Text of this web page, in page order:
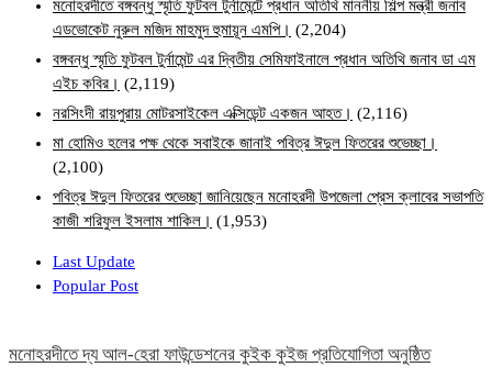
মনোহরদীতে বঙ্গবন্ধু স্মৃতি ফুটবল টুর্নামেন্টে প্রধান অতিথি মাননীয় শিল্প মন্ত্রী জনাব
এডভোকেট নুরুল মজিদ মাহমুদ হুমায়ূন এমপি। (2,204)
বঙ্গবন্ধু স্মৃতি ফুটবল টুর্নামেন্ট এর দ্বিতীয় সেমিফাইনালে প্রধান অতিথি জনাব ডা এম
এইচ কবির। (2,119)
নরসিংদী রায়পুরায় মোটরসাইকেল এক্সিডেন্ট একজন আহত। (2,116)
মা হোমিও হলের পক্ষ থেকে সবাইকে জানাই পবিত্র ঈদুল ফিতরের শুভেচ্ছা।
(2,100)
পবিত্র ঈদুল ফিতরের শুভেচ্ছা জানিয়েছেন মনোহরদী উপজেলা প্রেস ক্লাবের সভাপতি
কাজী শরিফুল ইসলাম শাকিল। (1,953)
Last Update
Popular Post
মনোহরদীতে দ্য আল-হেরা ফাউন্ডেশনের কুইক কুইজ প্রতিযোগিতা অনুষ্ঠিত